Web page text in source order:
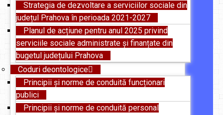
Strategia de dezvoltare a serviciilor sociale din
județul Prahova în perioada 2021-2027
Planul de acțiune pentru anul 2025 privind
serviciile sociale administrate și finanțate din
bugetul județului Prahova
Coduri deontologice
Principii și norme de conduită funcționari
publici
Principii și norme de conduită personal